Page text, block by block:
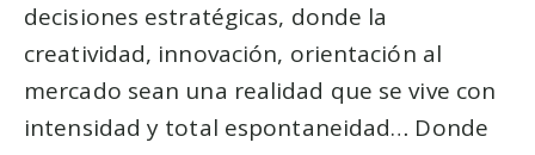
decisiones estratégicas, donde la
creatividad, innovación, orientación al
mercado sean una realidad que se vive con
intensidad y total espontaneidad… Donde